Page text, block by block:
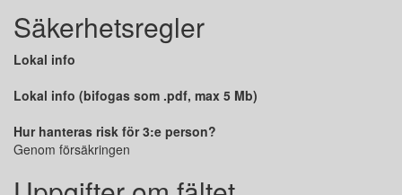
Säkerhetsregler
Lokal info
Lokal info (bifogas som .pdf, max 5 Mb)
Hur hanteras risk för 3:e person?
Genom försäkringen